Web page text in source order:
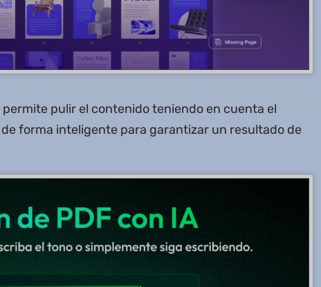
permite pulir el contenido teniendo en cuenta el
forma inteligente para garantizar un resultado de